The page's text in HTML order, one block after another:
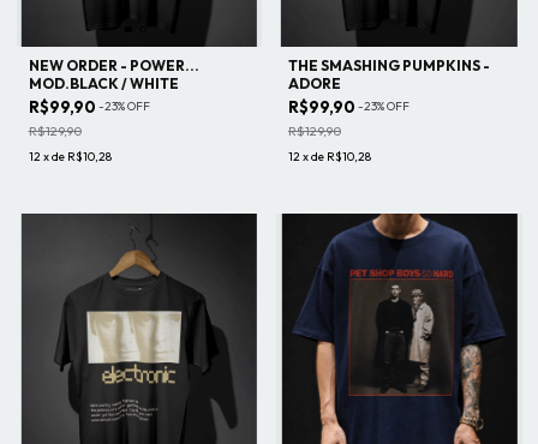
NEW ORDER - POWER...
MOD.BLACK / WHITE
R$99,90 -23%OFF
R$129,90
12 xde R$10,28
THE SMASHING PUMPKINS -
ADORE
R$99,90 -23%OFF
R$129,90
12 xde R$10,28